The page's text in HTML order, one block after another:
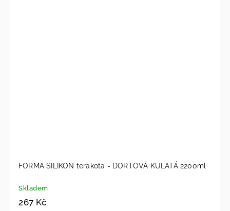
FORMA SILIKON terakota - DORTOVÁ KULATÁ 2200ml
Skladem
267 Kč